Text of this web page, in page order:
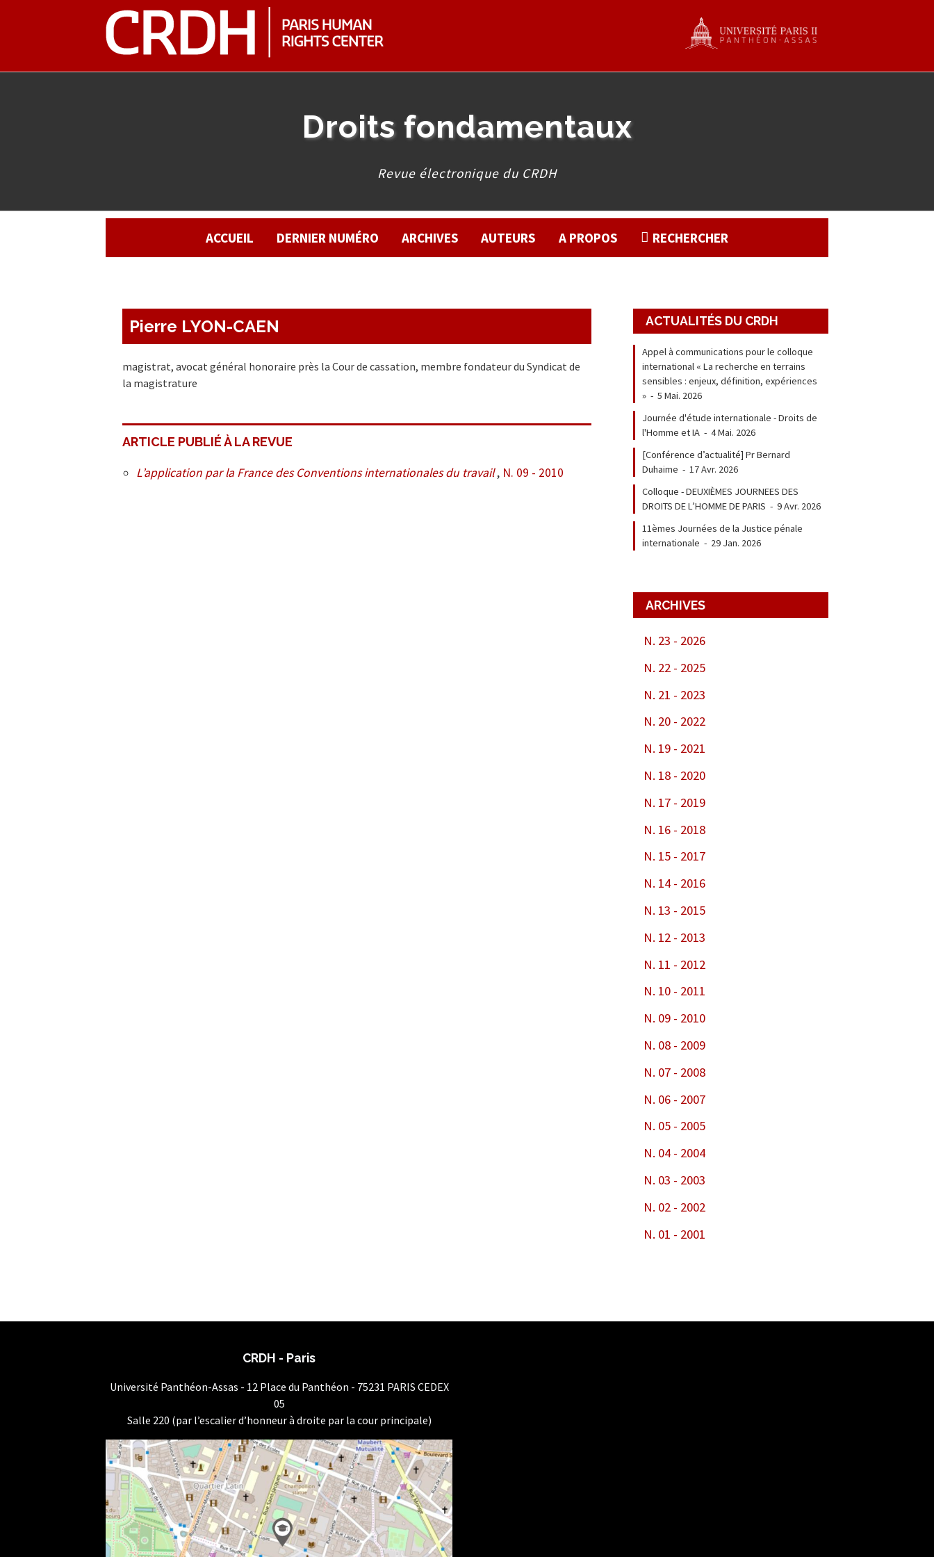
Droits fondamentaux
Revue électronique du CRDH
ACCUEIL DERNIER NUMÉRO ARCHIVES AUTEURS A PROPOS RECHERCHER
Pierre LYON-CAEN
magistrat, avocat général honoraire près la Cour de cassation, membre fondateur du Syndicat de
la magistrature
ARTICLE PUBLIÉ À LA REVUE
L’application par la France des Conventions internationales du travail , N. 09 - 2010
ACTUALITÉS DU CRDH
Appel à communications pour le colloque
international « La recherche en terrains
sensibles : enjeux, définition, expériences
» -5 Mai. 2026
Journée d'étude internationale - Droits de
l'Homme et IA -4 Mai. 2026
[Conférence d’actualité] Pr Bernard
Duhaime -17 Avr. 2026
Colloque - DEUXIÈMES JOURNEES DES
DROITS DE L’HOMME DE PARIS -9 Avr. 2026
11èmes Journées de la Justice pénale
internationale - 29 Jan. 2026
ARCHIVES
N. 23 - 2026
N. 22 - 2025
N. 21 - 2023
N. 20 - 2022
N. 19 - 2021
N. 18 - 2020
N. 17 - 2019
N. 16 - 2018
N. 15 - 2017
N. 14 - 2016
N. 13 - 2015
N. 12 - 2013
N. 11 - 2012
N. 10 - 2011
N. 09 - 2010
N. 08 - 2009
N. 07 - 2008
N. 06 - 2007
N. 05 - 2005
N. 04 - 2004
N. 03 - 2003
N. 02 - 2002
N. 01 - 2001
CRDH - Paris
Université Panthéon-Assas - 12 Place du Panthéon - 75231 PARIS CEDEX
05
Salle 220 (par l’escalier d’honneur à droite par la cour principale)